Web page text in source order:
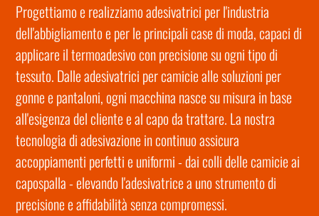
Progettiamo e realizziamo adesivatrici per l'industria
dell'abbigliamento e per le principali case di moda, capaci di
applicare il termoadesivo con precisione su ogni tipo di
tessuto. Dalle adesivatrici per camicie alle soluzioni per
gonne e pantaloni, ogni macchina nasce su misura in base
all'esigenza del cliente e al capo da trattare. La nostra
tecnologia di adesivazione in continuo assicura
accoppiamenti perfetti e uniformi - dai colli delle camicie ai
capospalla - elevando l'adesivatrice a uno strumento di
precisione e affidabilità senza compromessi.